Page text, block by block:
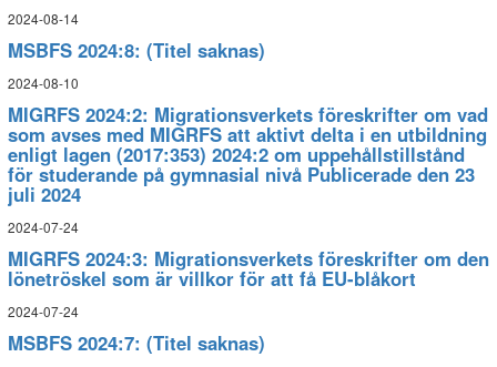
2024-08-14
MSBFS 2024:8: (Titel saknas)
2024-08-10
MIGRFS 2024:2: Migrationsverkets föreskrifter om vad
som avses med MIGRFS att aktivt delta i en utbildning
enligt lagen (2017:353) 2024:2 om uppehållstillstånd
för studerande på gymnasial nivå Publicerade den 23
juli 2024
2024-07-24
MIGRFS 2024:3: Migrationsverkets föreskrifter om den
lönetröskel som är villkor för att få EU-blåkort
2024-07-24
MSBFS 2024:7: (Titel saknas)